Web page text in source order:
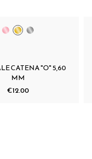
CATENA "O" 5,60
MM
€12.00